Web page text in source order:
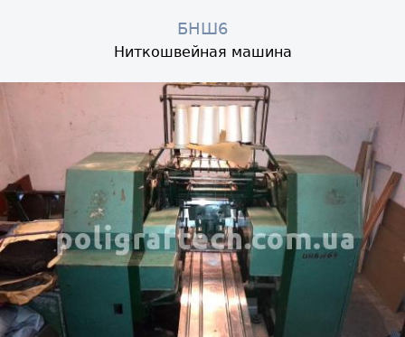
БНШ6
Ниткошвейная машина